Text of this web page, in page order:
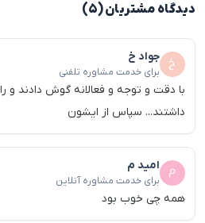
دیدگاه مشتریان (۵)
جواد خ
برای خدمت مشاوره تلفنی
با دقت و توجه و فعالانه گوش دادند و
داشتند... سپاس از ایشون
امید م
برای خدمت مشاوره آنلاین
همه چی خوب بود